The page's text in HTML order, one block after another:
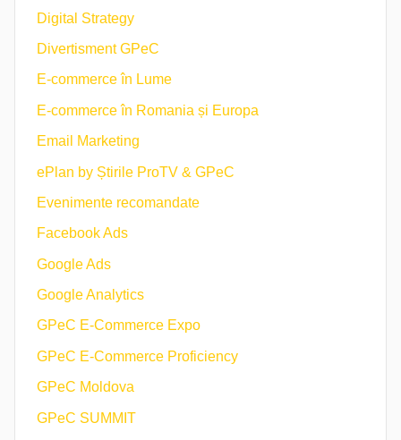
Digital Strategy
Divertisment GPeC
E-commerce în Lume
E-commerce în Romania și Europa
Email Marketing
ePlan by Știrile ProTV & GPeC
Evenimente recomandate
Facebook Ads
Google Ads
Google Analytics
GPeC E-Commerce Expo
GPeC E-Commerce Proficiency
GPeC Moldova
GPeC SUMMIT